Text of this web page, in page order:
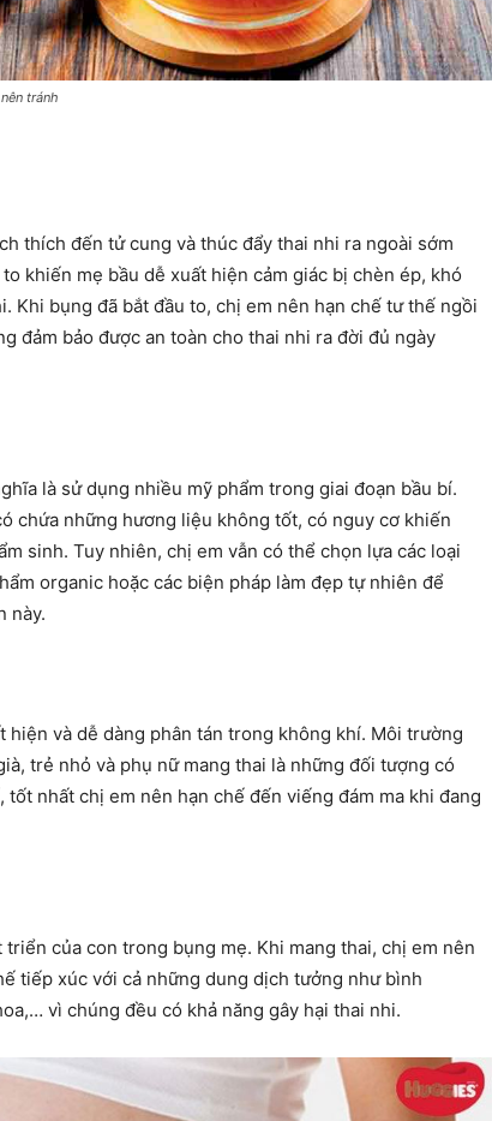
tránh
thích đến tử cung và thúc đẩy thai nhi ra ngoài sớm
khiến mẹ bầu dễ xuất hiện cảm giác bị chèn ép, khó
Khi bụng đã bắt đầu to, chị em nên hạn chế tư thế ngồi
đảm bảo được an toàn cho thai nhi ra đời đủ ngày
là sử dụng nhiều mỹ phẩm trong giai đoạn bầu bí.
chứa những hương liệu không tốt, có nguy cơ khiến
sinh. Tuy nhiên, chị em vẫn có thể chọn lựa các loại
organic hoặc các biện pháp làm đẹp tự nhiên để
này.
hiện và dễ dàng phân tán trong không khí. Môi trường
trẻ nhỏ và phụ nữ mang thai là những đối tượng có
nhất chị em nên hạn chế đến viếng đám ma khi đang
của con trong bụng mẹ. Khi mang thai, chị em nên
tiếp xúc với cả những dung dịch tưởng như bình
vì chúng đều có khả năng gây hại thai nhi.